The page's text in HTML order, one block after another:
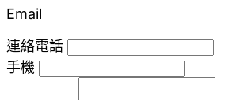
Email
連絡電話
手機